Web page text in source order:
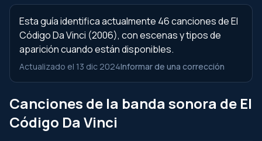
Esta guía identifica actualmente 46 canciones de El
Código Da Vinci (2006), con escenas y tipos de
aparición cuando están disponibles.
Actualizado el 13 dic 2024Informar de una corrección
Canciones de la banda sonora de El
Código Da Vinci